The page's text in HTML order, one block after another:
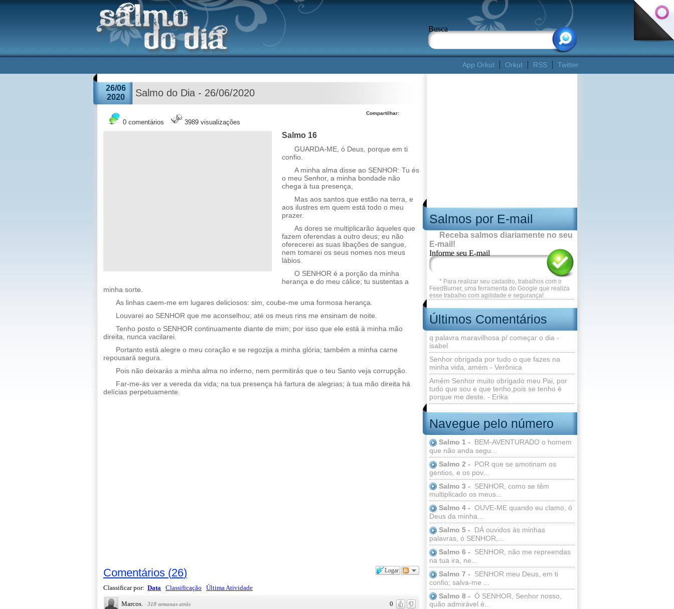
Busca
App Orkut Orkut RSS Twitter
Salmos por E-mail
Receba salmos diariamente no seu
E-mail!
Informe seu E-mail
* Para realizar seu cadastro, trabalhos com o
FeedBurner, uma ferramenta do Google que realiza
esse trabalho com agilidade e segurança!
Últimos Comentários
q palavra maravilhosa p/ começar o dia -
isabel
Senhor obrigada por tudo o que fazes na
minha vida, amém - Verônica
Amém Senhor muito obrigado meu Pai, por
tudo que sou e que tenho,pois se tenho é
porque me deste. - Erika
Navegue pelo número
Salmo 1 -
BEM-AVENTURADO o homem
que não anda segu...
Salmo 2 -
POR que se amotinam os
gentios, e os pov...
Salmo 3 -
SENHOR, como se têm
multiplicado os meus...
Salmo 4 - OUVE-ME quando eu clamo, ó
Deus da minha...
Salmo 5 -
DÁ ouvidos às minhas
palavras, ó SENHOR,...
Salmo 6 -
SENHOR, não me repreendas
na tua ira, ne...
Salmo 7 -
SENHOR meu Deus, em ti
confio; salva-me ...
Salmo 8 - Ó SENHOR, Senhor nosso,
quão admirável é...
26/06
2020
Salmo do Dia - 26/06/2020
0 comentários 3989 visualizações
Compartilhar:
Salmo 16
GUARDA-ME, ó Deus, porque em ti
confio.
A minha alma disse ao SENHOR: Tu és
o meu Senhor, a minha bondade não
chega à tua presença,
Mas aos santos que estão na terra, e
aos ilustres em quem está todo o meu
prazer.
As dores se multiplicarão àqueles que
fazem oferendas a outro deus; eu não
oferecerei as suas libações de sangue,
nem tomarei os seus nomes nos meus
lábios.
O SENHOR é a porção da minha
herança e do meu cálice; tu sustentas a
minha sorte.
As linhas caem-me em lugares deliciosos: sim, coube-me uma formosa herança.
Louvarei ao SENHOR que me aconselhou; até os meus rins me ensinam de noite.
Tenho posto o SENHOR continuamente diante de mim; por isso que ele está à minha mão
direita, nunca vacilarei.
Portanto está alegre o meu coração e se regozija a minha glória; também a minha carne
repousará segura.
Pois não deixarás a minha alma no inferno, nem permitirás que o teu Santo veja corrupção.
Far-me-ás ver a vereda da vida; na tua presença há fartura de alegrias; à tua mão direita há
delícias perpetuamente.
Logar
Comentários (26)
Classificar por: Data Classificação Última Atividade
0
Marcos. · 318 semanas atrás